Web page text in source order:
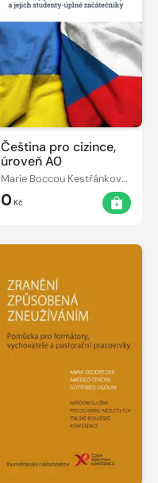
Čeština pro cizince,
úroveň A0
Marie Boccou Kestřánková, Jarmila Klaudysová
0Kč